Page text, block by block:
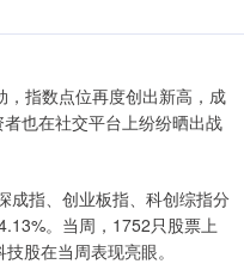
指数点位再度创出新高，成
也在社交平台上纷纷晒出战
成指、创业板指、科创综指分
。当周，1752只股票上
股在当周表现亮眼。